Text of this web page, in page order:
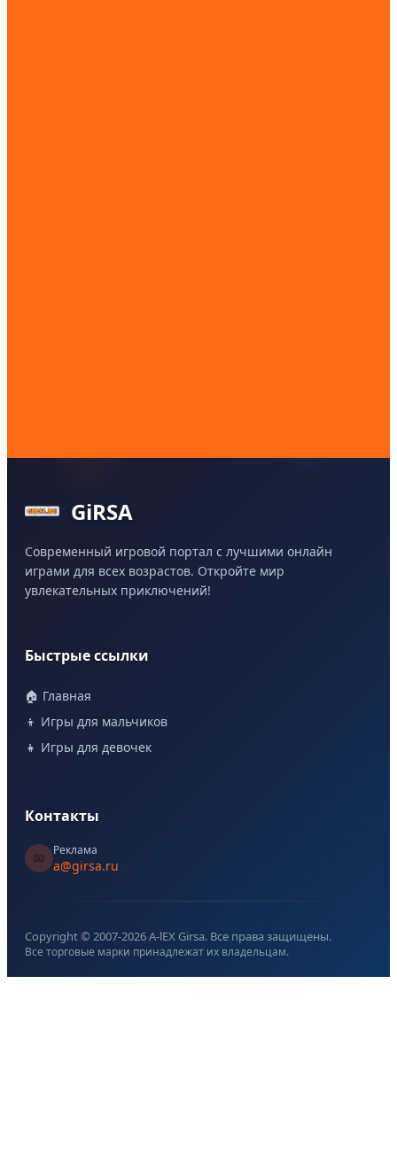
GiRSA
Современный игровой портал с лучшими онлайн
играми для всех возрастов. Откройте мир
увлекательных приключений!
Быстрые ссылки
🏠 Главная
👦 Игры для мальчиков
👧 Игры для девочек
Контакты
📧
Реклама
a@girsa.ru
Copyright © 2007-2026A-lEX Girsa. Все права защищены.
Все торговые марки принадлежат их владельцам.